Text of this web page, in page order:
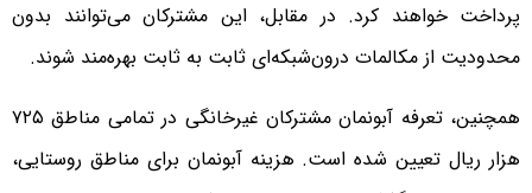
پرداخت خواهند کرد. در مقابل، این مشترکان می‌توانند بدون
محدودیت از مکالمات درون‌شبکه‌ای ثابت به ثابت بهره‌مند شوند.
همچنین، تعرفه آبونمان مشترکان غیرخانگی در تمامی مناطق ۷۲۵
هزار ریال تعیین شده است. هزینه آبونمان برای مناطق روستایی،